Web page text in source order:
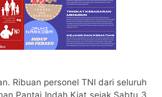
Ribuan personel TNI dari seluruh
Pantai Indah Kiat sejak Sabtu 3